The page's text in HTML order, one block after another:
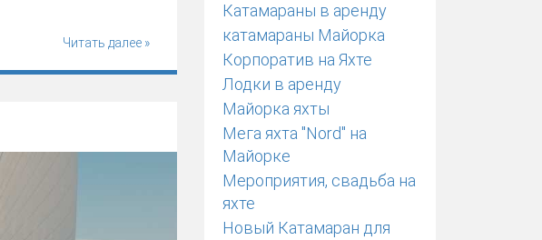
Читать далее »
Катамараны в аренду
катамараны Майорка
Корпоратив на Яхте
Лодки в аренду
Майорка яхты
Мега яхта "Nord" на
Майорке
Мероприятия, свадьба на
яхте
Новый Катамаран для